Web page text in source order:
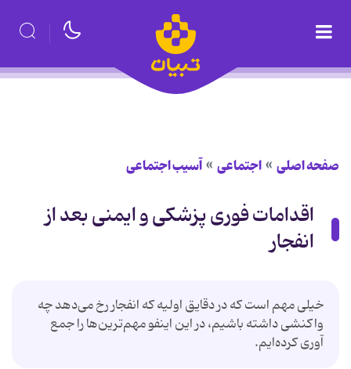
صفحه اصلی اجتماعی آسیب اجتماعی
اقدامات فوری پزشکی و ایمنی بعد از
انفجار
خیلی مهم است که در دقایق اولیه که انفجار رخ می‌دهد چه
واکنشی داشته باشیم، در این اینفو مهم‌ترین‌ها را جمع
آوری کرده‌ایم.